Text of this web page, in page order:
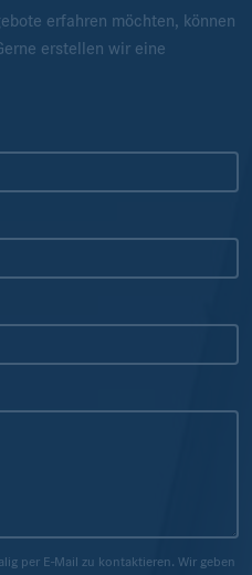
erfahren möchten, können
erstellen wir eine
per E-Mail zu kontaktieren. Wir geben